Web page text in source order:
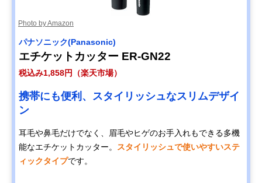
Photo by Amazon
パナソニック(Panasonic)
エチケットカッター ER-GN22
税込み1,858円（楽天市場）
携帯にも便利、スタイリッシュなスリムデザイ
ン
耳毛や鼻毛だけでなく、眉毛やヒゲのお手入れもできる多機
能なエチケットカッター。
スタイリッシュで使いやすいステ
ィックタイプです。